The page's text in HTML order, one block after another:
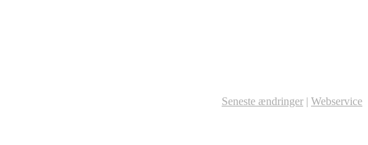
Seneste ændringer | Webservice